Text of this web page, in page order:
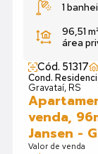
1
96,51 m²
área
Cód. 51317
Cond.
Gravataí, RS
venda,
Jansen -
Valor de venda